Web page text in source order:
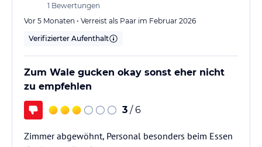
1 Bewertungen
Vor 5 Monaten • Verreist als Paar im Februar 2026
Verifizierter Aufenthalt
Zum Wale gucken okay sonst eher nicht
zu empfehlen
3 / 6
Zimmer abgewöhnt, Personal besonders beim Essen